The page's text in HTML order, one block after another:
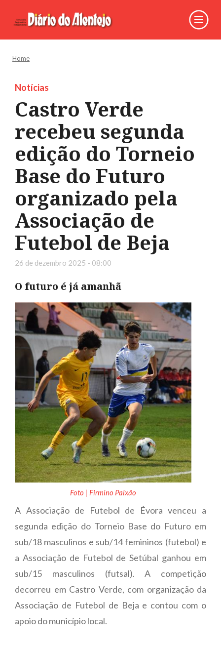
Home
Notícias
Castro Verde
recebeu segunda
edição do Torneio
Base do Futuro
organizado pela
Associação de
Futebol de Beja
26 de dezembro 2025 - 08:00
O futuro é já amanhã
Foto | Firmino Paixão
A Associação de Futebol de Évora venceu a
segunda edição do Torneio Base do Futuro em
sub/18 masculinos e sub/14 femininos (futebol) e
a Associação de Futebol de Setúbal ganhou em
sub/15 masculinos (futsal). A competição
decorreu em Castro Verde, com organização da
Associação de Futebol de Beja e contou com o
apoio do município local.